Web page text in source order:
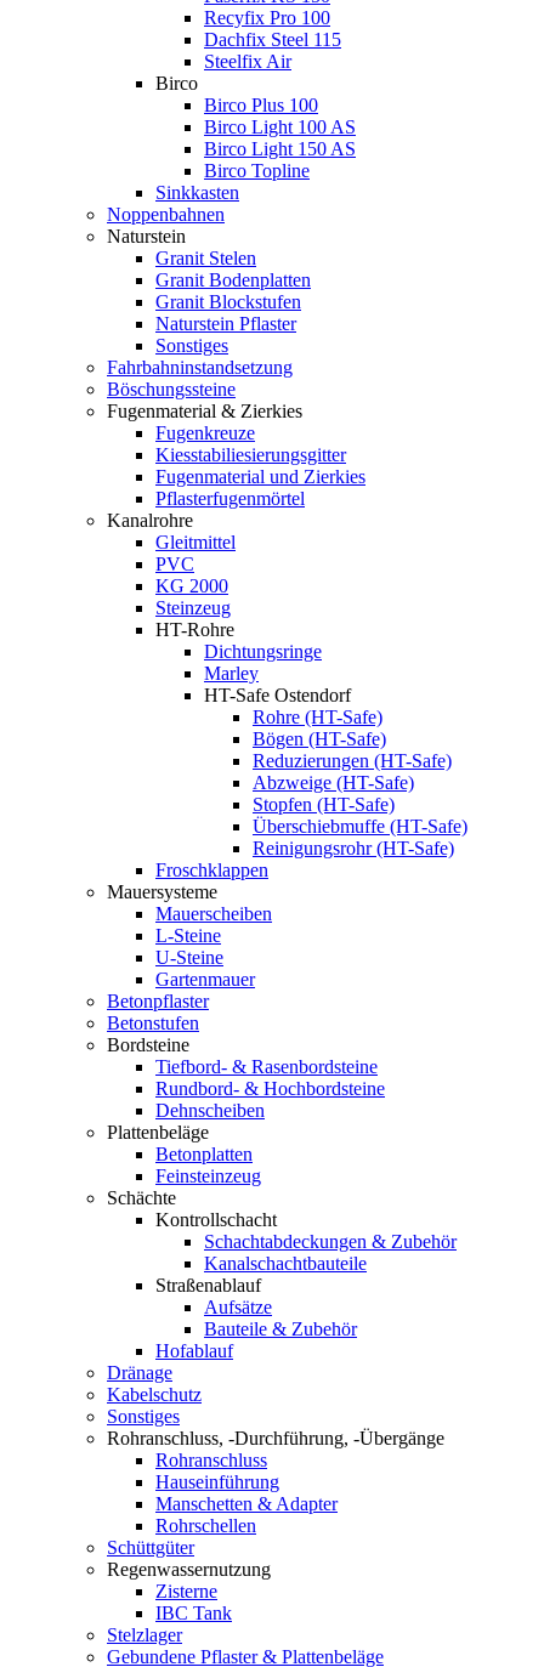
Recyfix Pro 100
Dachfix Steel 115
Steelfix Air
Birco
Birco Plus 100
Birco Light 100 AS
Birco Light 150 AS
Birco Topline
Sinkkasten
Noppenbahnen
Naturstein
Granit Stelen
Granit Bodenplatten
Granit Blockstufen
Naturstein Pflaster
Sonstiges
Fahrbahninstandsetzung
Böschungssteine
Fugenmaterial & Zierkies
Fugenkreuze
Kiesstabiliesierungsgitter
Fugenmaterial und Zierkies
Pflasterfugenmörtel
Kanalrohre
Gleitmittel
PVC
KG 2000
Steinzeug
HT-Rohre
Dichtungsringe
Marley
HT-Safe Ostendorf
Rohre (HT-Safe)
Bögen (HT-Safe)
Reduzierungen (HT-Safe)
Abzweige (HT-Safe)
Stopfen (HT-Safe)
Überschiebmuffe (HT-Safe)
Reinigungsrohr (HT-Safe)
Froschklappen
Mauersysteme
Mauerscheiben
L-Steine
U-Steine
Gartenmauer
Betonpflaster
Betonstufen
Bordsteine
Tiefbord- & Rasenbordsteine
Rundbord- & Hochbordsteine
Dehnscheiben
Plattenbeläge
Betonplatten
Feinsteinzeug
Schächte
Kontrollschacht
Schachtabdeckungen & Zubehör
Kanalschachtbauteile
Straßenablauf
Aufsätze
Bauteile & Zubehör
Hofablauf
Dränage
Kabelschutz
Sonstiges
Rohranschluss, -Durchführung, -Übergänge
Rohranschluss
Hauseinführung
Manschetten & Adapter
Rohrschellen
Schüttgüter
Regenwassernutzung
Zisterne
IBC Tank
Stelzlager
Gebundene Pflaster & Plattenbeläge